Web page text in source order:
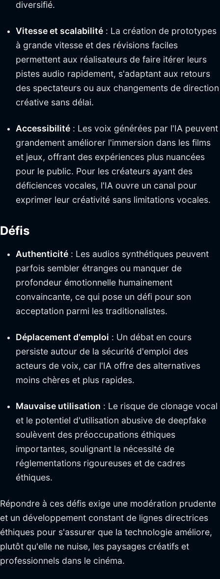
diversifié.
Vitesse et scalabilité : La création de prototypes
à grande vitesse et des révisions faciles
permettent aux réalisateurs de faire itérer leurs
pistes audio rapidement, s'adaptant aux retours
des spectateurs ou aux changements de direction
créative sans délai.
Accessibilité : Les voix générées par l'IA peuvent
grandement améliorer l'immersion dans les films
et jeux, offrant des expériences plus nuancées
pour le public. Pour les créateurs ayant des
déficiences vocales, l'IA ouvre un canal pour
exprimer leur créativité sans limitations vocales.
Défis
Authenticité : Les audios synthétiques peuvent
parfois sembler étranges ou manquer de
profondeur émotionnelle humainement
convaincante, ce qui pose un défi pour son
acceptation parmi les traditionalistes.
Déplacement d'emploi : Un débat en cours
persiste autour de la sécurité d'emploi des
acteurs de voix, car l'IA offre des alternatives
moins chères et plus rapides.
Mauvaise utilisation : Le risque de clonage vocal
et le potentiel d'utilisation abusive de deepfake
soulèvent des préoccupations éthiques
importantes, soulignant la nécessité de
réglementations rigoureuses et de cadres
éthiques.
Répondre à ces défis exige une modération prudente
et un développement constant de lignes directrices
éthiques pour s'assurer que la technologie améliore,
plutôt qu'elle ne nuise, les paysages créatifs et
professionnels dans le cinéma.